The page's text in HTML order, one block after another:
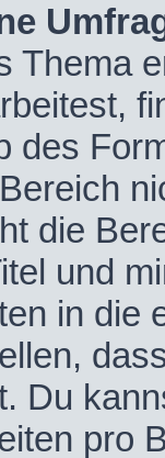
Thema
des
die
und
in die
Du
pro